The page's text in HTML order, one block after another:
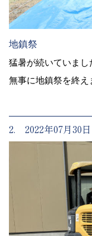
地鎮祭
猛暑が続いていまし
無事に地鎮祭を終え
2. 2022年07月30日